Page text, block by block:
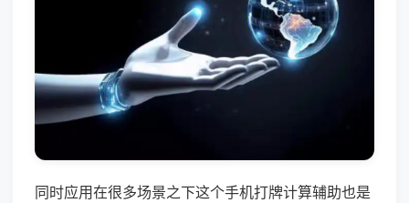
同时应用在很多场景之下这个手机打牌计算辅助也是